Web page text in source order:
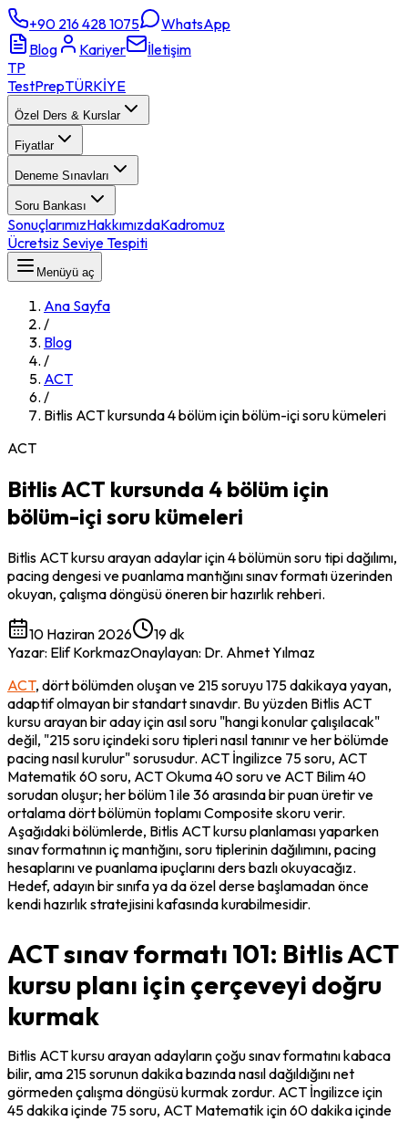
+90 216 428 1075
WhatsApp
Blog
Kariyer
İletişim
TP
TestPrepTÜRKİYE
Özel Ders & Kurslar
Fiyatlar
Deneme Sınavları
Soru Bankası
SonuçlarımızHakkımızdaKadromuz
Ücretsiz Seviye Tespiti
Menüyü aç
Ana Sayfa
/
Blog
/
ACT
/
Bitlis ACT kursunda 4 bölüm için bölüm-içi soru kümeleri
ACT
Bitlis ACT kursunda 4 bölüm için
bölüm-içi soru kümeleri
Bitlis ACT kursu arayan adaylar için 4 bölümün soru tipi dağılımı,
pacing dengesi ve puanlama mantığını sınav formatı üzerinden
okuyan, çalışma döngüsü öneren bir hazırlık rehberi.
10 Haziran 2026
19 dk
Yazar: Elif KorkmazOnaylayan: Dr. Ahmet Yılmaz
ACT, dört bölümden oluşan ve 215 soruyu 175 dakikaya yayan,
adaptif olmayan bir standart sınavdır. Bu yüzden Bitlis ACT
kursu arayan bir aday için asıl soru "hangi konular çalışılacak"
değil, "215 soru içindeki soru tipleri nasıl tanınır ve her bölümde
pacing nasıl kurulur" sorusudur. ACT İngilizce 75 soru, ACT
Matematik 60 soru, ACT Okuma 40 soru ve ACT Bilim 40
sorudan oluşur; her bölüm 1 ile 36 arasında bir puan üretir ve
ortalama dört bölümün toplamı Composite skoru verir.
Aşağıdaki bölümlerde, Bitlis ACT kursu planlaması yaparken
sınav formatının iç mantığını, soru tiplerinin dağılımını, pacing
hesaplarını ve puanlama ipuçlarını ders bazlı okuyacağız.
Hedef, adayın bir sınıfa ya da özel derse başlamadan önce
kendi hazırlık stratejisini kafasında kurabilmesidir.
ACT sınav formatı 101: Bitlis ACT
kursu planı için çerçeveyi doğru
kurmak
Bitlis ACT kursu arayan adayların çoğu sınav formatını kabaca
bilir, ama 215 sorunun dakika bazında nasıl dağıldığını net
görmeden çalışma döngüsü kurmak zordur. ACT İngilizce için
45 dakika içinde 75 soru, ACT Matematik için 60 dakika içinde